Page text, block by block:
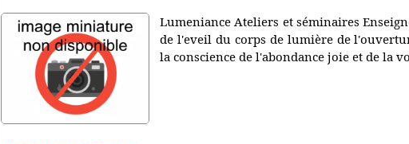
Lumeniance Ateliers et séminaires
de l'eveil du corps de lumière de
la conscience de l'abondance joie et de la